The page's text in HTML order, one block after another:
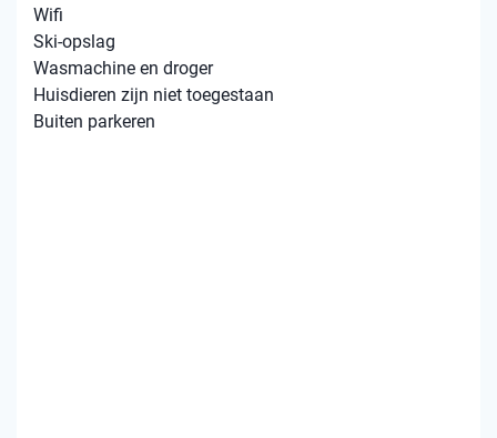
Wifi
Ski-opslag
Wasmachine en droger
Huisdieren zijn niet toegestaan
Buiten parkeren